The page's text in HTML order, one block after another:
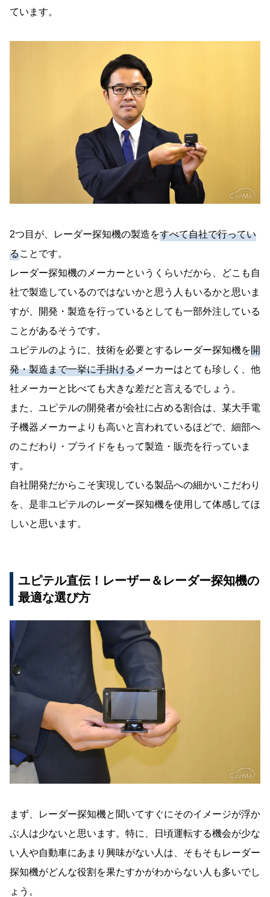
ています。
2つ目が、レーダー探知機の製造をすべて自社で行ってい
ることです。
レーダー探知機のメーカーというくらいだから、どこも自
社で製造しているのではないかと思う人もいるかと思いま
すが、開発・製造を行っているとしても一部外注している
ことがあるそうです。
ユピテルのように、技術を必要とするレーダー探知機を開
発・製造まで一挙に手掛ける メーカーはとても珍しく、他
社メーカーと比べても大きな差だと言えるでしょう。
また、ユピテルの開発者が会社に占める割合は、某大手電
子機器メーカーよりも高いと言われているほどで、細部へ
のこだわり・プライドをもって製造・販売を行っていま
す。
自社開発だからこそ実現している製品への細かいこだわり
を、是非ユピテルのレーダー探知機を使用して体感してほ
しいと思います。
ユピテル直伝！レーザー＆レーダー探知機の
最適な選び方
まず、レーダー探知機と聞いてすぐにそのイメージが浮か
ぶ人は少ないと思います。特に、日頃運転する機会が少な
い人や自動車にあまり興味がない人は、そもそもレーダー
探知機がどんな役割を果たすかがわからない人も多いでし
ょう。